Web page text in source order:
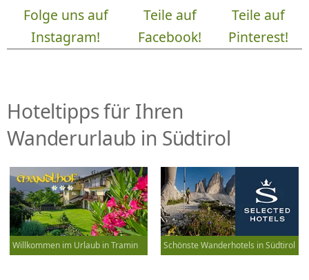
Folge uns auf
Instagram!
Teile auf
Facebook!
Teile auf
Pinterest!
Hoteltipps für Ihren
Wanderurlaub in Südtirol
Willkommen im Urlaub in Tramin Schönste Wanderhotels in Südtirol